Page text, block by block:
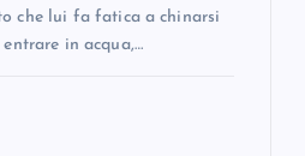
che lui fa fatica a chinarsi
in acqua,…